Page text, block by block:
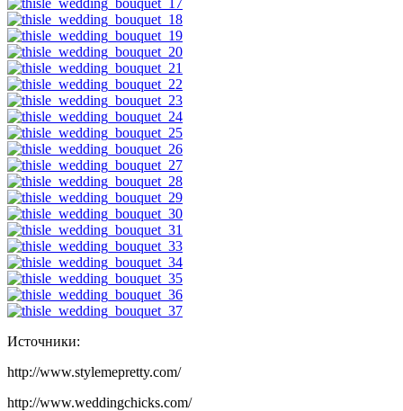
Источники:
http://www.stylemepretty.com/
http://www.weddingchicks.com/